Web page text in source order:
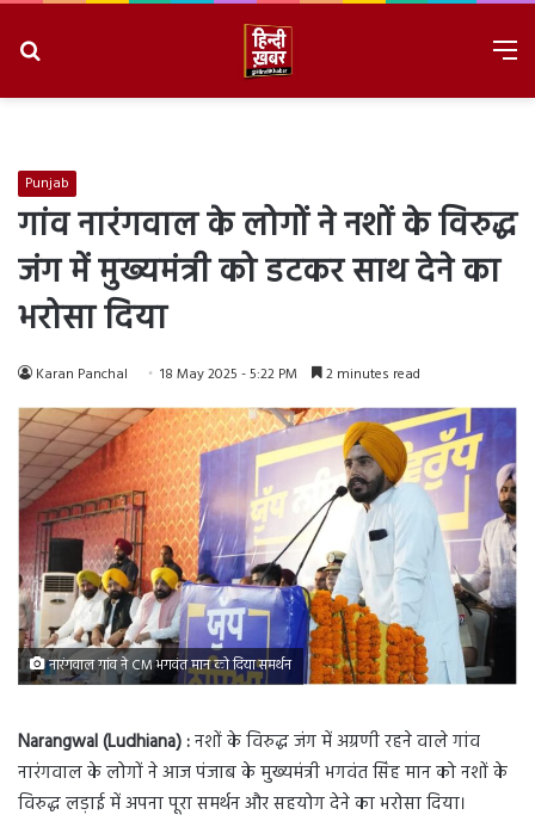
Punjab
गांव नारंगवाल के लोगों ने नशों के विरुद्ध
जंग में मुख्यमंत्री को डटकर साथ देने का
भरोसा दिया
Karan Panchal 18 May 2025 - 5:22 PM 2 minutes read
नारंगवाल गांव ने CM भगवंत मान को दिया समर्थन
Narangwal (Ludhiana) :नशों के विरुद्ध जंग में अग्रणी रहने वाले गांव
नारंगवाल के लोगों ने आज पंजाब के मुख्यमंत्री भगवंत सिंह मान को नशों के
विरुद्ध लड़ाई में अपना पूरा समर्थन और सहयोग देने का भरोसा दिया।